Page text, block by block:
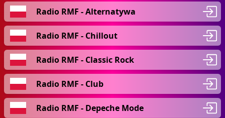
Radio RMF - Alternatywa
Radio RMF - Chillout
Radio RMF - Classic Rock
Radio RMF - Club
Radio RMF - Depeche Mode